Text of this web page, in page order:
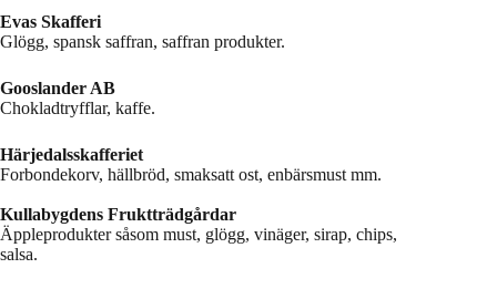
Evas Skafferi
Glögg, spansk saffran, saffran produkter.
Gooslander AB
Chokladtryfflar, kaffe.
Härjedalsskafferiet
Forbondekorv, hällbröd, smaksatt ost, enbärsmust mm.
Kullabygdens Fruktträdgårdar
Äppleprodukter såsom must, glögg, vinäger, sirap, chips,
salsa.